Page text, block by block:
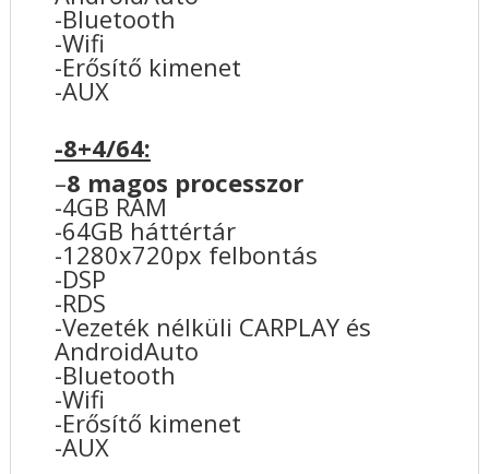
-Bluetooth
-Wifi
-Erősítő kimenet
-AUX
-8+4/64:
–8 magos processzor
-4GB RAM
-64GB háttértár
-1280x720px felbontás
-DSP
-RDS
-Vezeték nélküli CARPLAY és
AndroidAuto
-Bluetooth
-Wifi
-Erősítő kimenet
-AUX